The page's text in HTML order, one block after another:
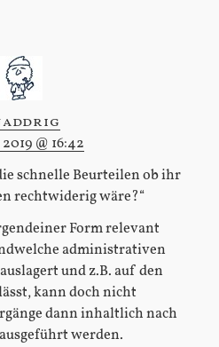
@ 16:42
schnelle Beurteilen ob ihr
rechtwiderig wäre?“
Form relevant
administrativen
und z.B. auf den
kann doch nicht
dann inhaltlich nach
werden.